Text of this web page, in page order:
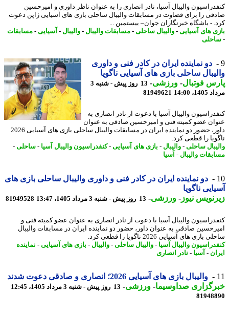
والیبال آسیا، نادر انصاری را به عنوان ناظر داوری و امیرحسین
را برای قضاوت در مسابقات والیبال ساحلی بازی های آسیایی ژاپن دعوت
- باشگاه خبرنگاران جوان– بیستمین ...
های آسیایی-والیبال ساحلی-مسابقات والیبال-والیبال-آسیایی-مسابقات
دو نماینده ایران در کادر فنی و داوری
ساحلی بازی های آسیایی ناگویا
فوتبال-ورزشی-
13 روز پیش - شنبه 3
14:00
81949621
والیبال آسیا با دعوت از نادر انصاری به
عضو کمیته فنی و امیرحسین صادقی به عنوان
داور، حضور دو نماینده ایران در مسابقات والیبال ساحلی بازی های آسیایی 2026
را قطعی کرد.
ساحلی-والیبال-بازی های آسیایی-کنفدراسیون والیبال آسیا -ساحلی-
والیبال-آسیا
دو نماینده ایران در کادر فنی و داوری والیبال ساحلی بازی های
ناگویا
نیوز-ورزشی-13 روز پیش - شنبه 3 مرداد 1405، 13:47 81949528
والیبال آسیا با دعوت از نادر انصاری به عنوان عضو کمیته فنی و
صادقی به عنوان داور، حضور دو نماینده ایران در مسابقات والیبال
های آسیایی 2026 ناگویا را قطعی کرد.
والیبال آسیا -والیبال ساحلی-والیبال-بازی های آسیایی-نماینده
- آسیا -نادر انصاری
والیبال بازی های آسیایی 2026؛ انصاری و صادقی دعوت شدند
صداوسیما-ورزشی-13 روز پیش - شنبه 3 مرداد 1405، 12:45